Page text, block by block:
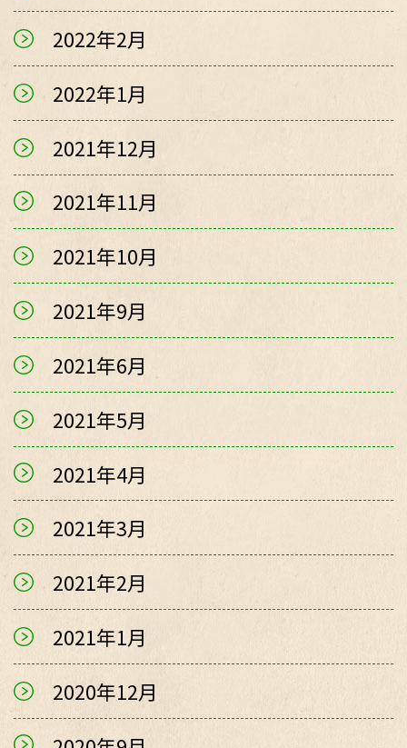
2022年2月
2022年1月
2021年12月
2021年11月
2021年10月
2021年9月
2021年6月
2021年5月
2021年4月
2021年3月
2021年2月
2021年1月
2020年12月